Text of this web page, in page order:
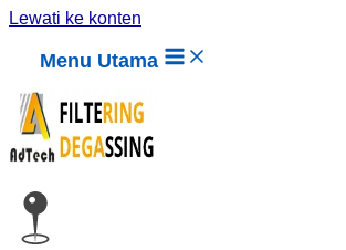
Lewati ke konten
Menu Utama